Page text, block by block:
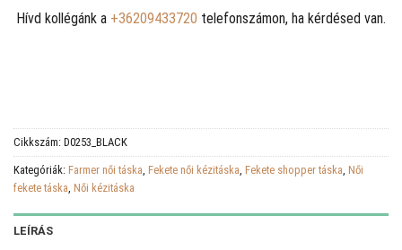
Hívd kollégánk a +36209433720 telefonszámon, ha kérdésed van.
Cikkszám: D0253_BLACK
Kategóriák: Farmer női táska, Fekete női kézitáska, Fekete shopper táska, Női
fekete táska, Női kézitáska
LEÍRÁS